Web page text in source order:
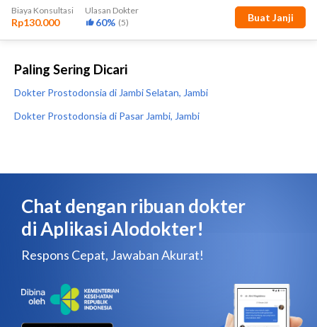
Paling Sering Dicari
Dokter Prostodonsia di Jambi Selatan, Jambi
Dokter Prostodonsia di Pasar Jambi, Jambi